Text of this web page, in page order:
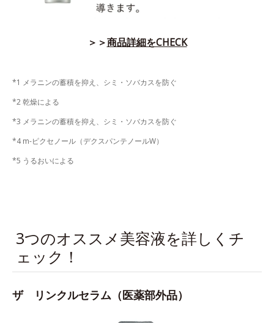
＞＞商品詳細をCHECK
*1 メラニンの蓄積を抑え、シミ・ソバカスを防ぐ
*2 乾燥による
*3 メラニンの蓄積を抑え、シミ・ソバカスを防ぐ
*4 m-ピクセノール（デクスパンテノールW）
*5 うるおいによる
3つのオススメ美容液を詳しくチ
ェック！
ザ リンクルセラム（医薬部外品）